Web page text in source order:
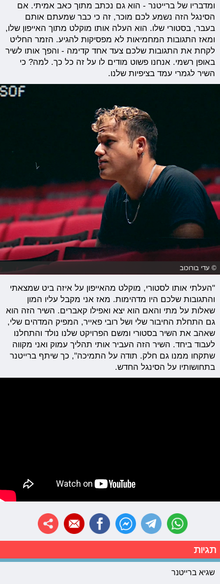
ומדבריו של ברייטנר - הוא גם נכתב מתוך כאב אמיתי. אם
הסינגל הזה נשמע לכם מוכר, זה כי כבר שמעתם אותם
בעבר, בסטורי שלו. הוא העלה אותו מוקלט מתוך האייפון שלו,
ומאז התגובות המחמיאות לא מפסיקות להגיע. הזמר החליט
לקחת את התגובות שלכם צעד אחד קדימה - והפך אותו לשיר
באופן רשמי. אנחנו פשוט מודים לו על זה כל כך. למה? כי
השיר לגמרי עמד בציפיות שלנו.
© עדי בורוכוב
"העלתי אותו לסטורי, מוקלט מהאייפון על איזה ביט שמצאתי
והתגובות שלכם היו מדהימות. מאז אני מקבל עליו המון
שאלות על מתי והאם הוא יצא ואפילו קאברים. השיר הזה הוא
גם התחלת החיבור שלי ושל רובי פאייר, המפיק המדהים שלי,
שאהב את השיר בסטורי ומשם הפרויקט שלנו נולד והתחלנו
לעבוד ביחד. השיר הזה העביר אותי תהליך עמוק ואני מקווה
שתקחו ממנו גם חלק. תודה על התמיכה", כך שיתף ברייטנר
בתחושותיו על הסינגל החדש.
תגיות
שגיא ברייטנר